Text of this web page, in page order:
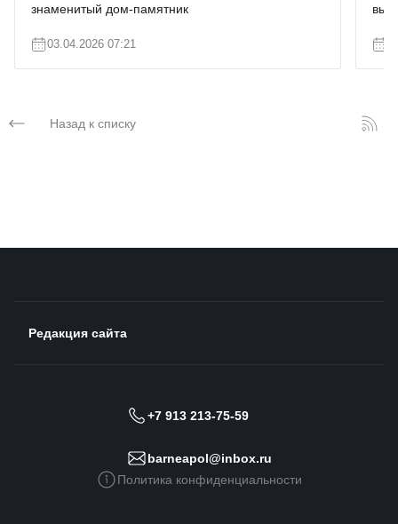
знаменитый дом-памятник
03.04.2026 07:21
Назад к списку
Редакция сайта
+7 913 213-75-59
barneapol@inbox.ru
Политика конфиденциальности